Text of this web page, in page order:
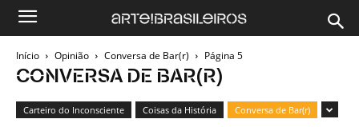
Início Opinião Conversa de Bar(r) Página 5
CONVERSA DE BAR(R)
Carteiro do Inconsciente Coisas da História Conversa de Bar(r)